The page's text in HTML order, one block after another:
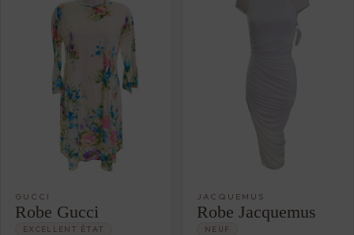
GUCCI
Robe Gucci
EXCELLENT ÉTAT
JACQUEMUS
Robe Jacquemus
NEUF